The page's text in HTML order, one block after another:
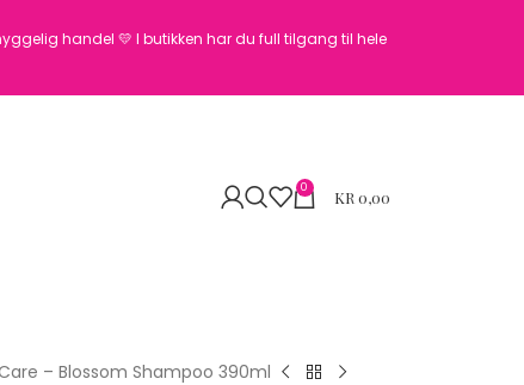
handel 💛 I butikken har du full tilgang til hele
0 KR 0,00
– Blossom Shampoo 390ml